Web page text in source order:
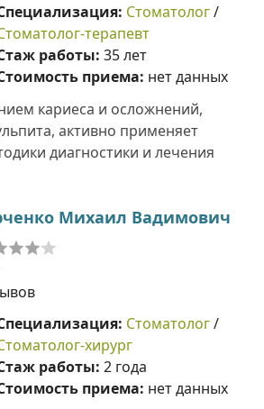
Стоматолог/
терапевт
работы: 35 лет
приема: нет данных
кариеса и осложнений,
активно применяет
диагностики и лечения
Михаил Вадимович
Стоматолог/
хирург
работы: 2 года
приема: нет данных